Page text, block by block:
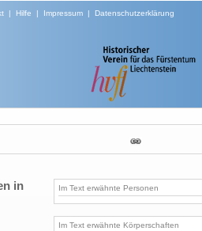
| Hilfe | Impressum| Datenschutzerklärung
in Im Text erwähnte Personen
Im Text erwähnte Körperschaften